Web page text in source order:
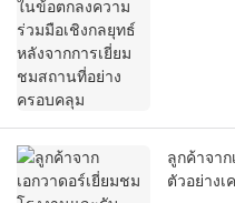
ลูกค้าจา
ตัวอย่าง